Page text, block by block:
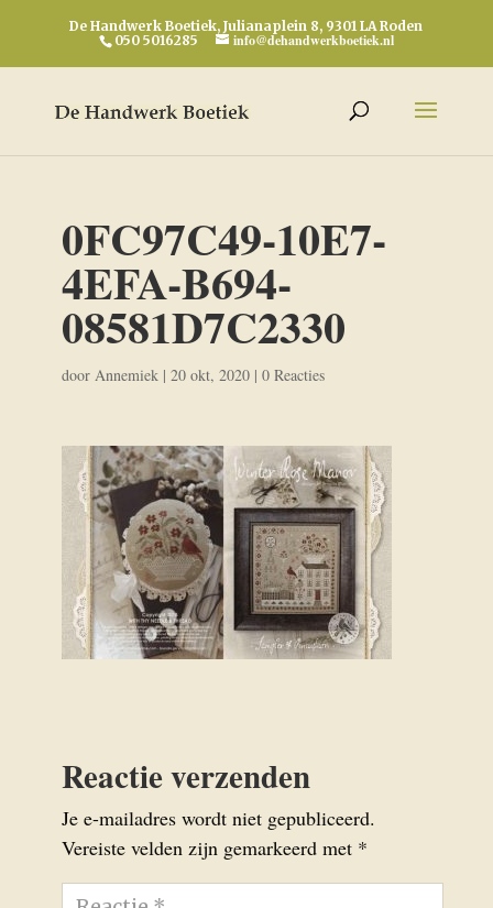
De Handwerk Boetiek, Julianaplein 8, 9301 LA Roden
050 5016285
info@dehandwerkboetiek.nl
0FC97C49-10E7-
4EFA-B694-
08581D7C2330
door Annemiek| 20 okt, 2020| 0 Reacties
Reactie verzenden
Je e-mailadres wordt niet gepubliceerd.
Vereiste velden zijn gemarkeerd met *